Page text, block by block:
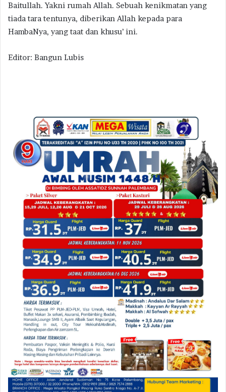
Baitullah. Yakni rumah Allah. Sebuah kenikmatan yang
tiada tara tentunya, diberikan Allah kepada para
HambaNya, yang taat dan khusu’ ini.
Editor: Bangun Lubis